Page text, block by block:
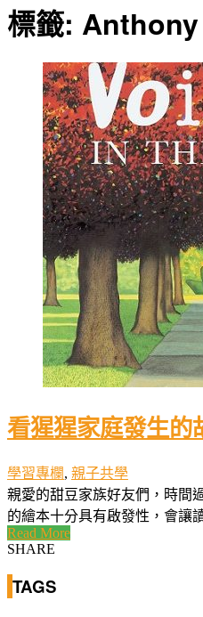
標籤:
看猩猩家庭發生的
學習專欄, 親子共學
親愛的甜豆家族好友們，時間
的繪本十分具有啟發性，會讓
Read More
SHARE
TAGS